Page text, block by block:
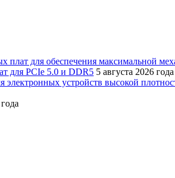
плат для обеспечения максимальной
для PCIe 5.0 и DDR5 5 августа 2026 года
устройств высокой